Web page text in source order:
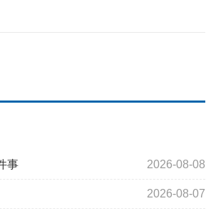
事 2026-08-08
2026-08-07